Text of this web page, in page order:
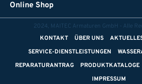
Online Shop
2024, MAITEC Armaturen GmbH - Alle
KONTAKT
ÜBER UNS
SERVICE-DIENSTLEISTUNGEN
REPARATURANTRAG
PRODUKTKATALOGE
IMPRESSUM